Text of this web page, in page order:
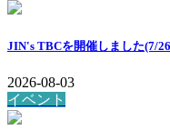
JIN's TBCを開催しました(7/
2026-08-03
イベント